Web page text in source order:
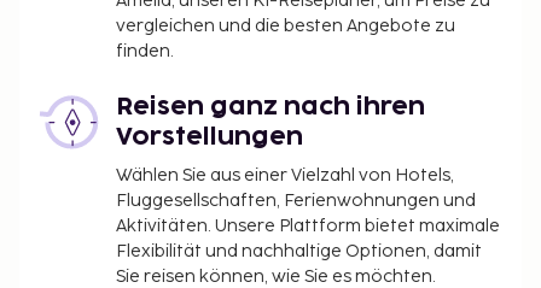
Bad/Dusche und WC. Balkon oder Terrasse.
Rezeption, Innenpool, Fitnessraum, Sauna, Internet
(Gegen Gebühr), Parkmöglichkeiten (Gegen Gebühr),
begräntzte Anzahl Parkplätze.
Optionen
Baby-Set (Bett, Stuhl, Badewanne) wird vorgebucht,
vergleichen und die besten Angebote zu
finden.
Reisen ganz nach ihren
Vorstellungen
Wählen Sie aus einer Vielzahl von Hotels,
Fluggesellschaften, Ferienwohnungen und
Aktivitäten. Unsere Plattform bietet maximale
Flexibilität und nachhaltige Optionen, damit
Sie reisen können, wie Sie es möchten.